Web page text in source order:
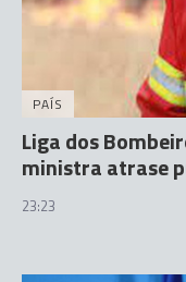
PAÍS
Liga dos
ministra atrase
23:23